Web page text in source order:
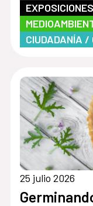
EXPOSICIONES
CIUDADANÍA /
25 julio 2026